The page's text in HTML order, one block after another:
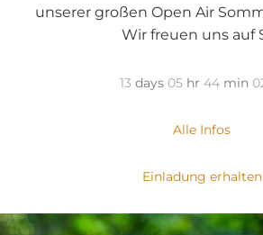
unserer großen Open Air
Wir freuen uns auf
13 days 05 hr 44 min
Alle Infos
Einladung erhalten